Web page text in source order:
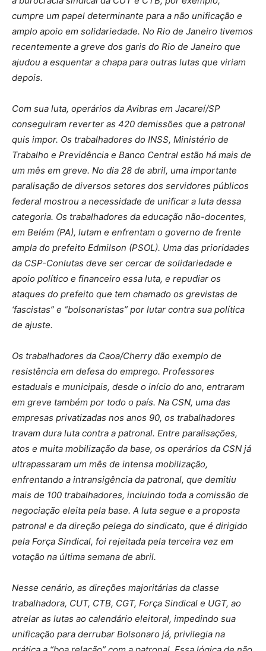
cumpre um papel determinante para a não unificação e
amplo apoio em solidariedade. No Rio de Janeiro tivemos
recentemente a greve dos garis do Rio de Janeiro que
ajudou a esquentar a chapa para outras lutas que viriam
depois.
Com sua luta, operários da Avibras em Jacareí/SP
conseguiram reverter as 420 demissões que a patronal
quis impor. Os trabalhadores do INSS, Ministério de
Trabalho e Previdência e Banco Central estão há mais de
um mês em greve. No dia 28 de abril, uma importante
paralisação de diversos setores dos servidores públicos
federal mostrou a necessidade de unificar a luta dessa
categoria. Os trabalhadores da educação não-docentes,
em Belém (PA), lutam e enfrentam o governo de frente
ampla do prefeito Edmilson (PSOL). Uma das prioridades
da CSP-Conlutas deve ser cercar de solidariedade e
apoio político e financeiro essa luta, e repudiar os
ataques do prefeito que tem chamado os grevistas de
‘fascistas” e “bolsonaristas” por lutar contra sua política
de ajuste.
Os trabalhadores da Caoa/Cherry dão exemplo de
resistência em defesa do emprego. Professores
estaduais e municipais, desde o início do ano, entraram
em greve também por todo o país. Na CSN, uma das
empresas privatizadas nos anos 90, os trabalhadores
travam dura luta contra a patronal. Entre paralisações,
atos e muita mobilização da base, os operários da CSN já
ultrapassaram um mês de intensa mobilização,
enfrentando a intransigência da patronal, que demitiu
mais de 100 trabalhadores, incluindo toda a comissão de
negociação eleita pela base. A luta segue e a proposta
patronal e da direção pelega do sindicato, que é dirigido
pela Força Sindical, foi rejeitada pela terceira vez em
votação na última semana de abril.
Nesse cenário, as direções majoritárias da classe
trabalhadora, CUT, CTB, CGT, Força Sindical e UGT, ao
atrelar as lutas ao calendário eleitoral, impedindo sua
unificação para derrubar Bolsonaro já, privilegia na